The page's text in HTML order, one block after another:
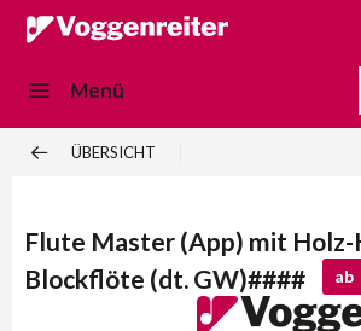
Menü
ÜBERSICHT
Flute Master (App) mit
Blockflöte (dt. GW)####
ab